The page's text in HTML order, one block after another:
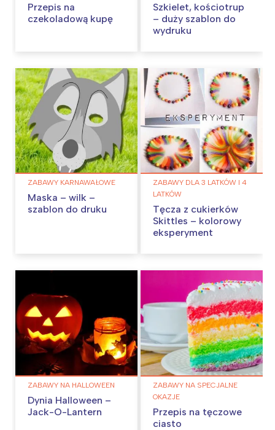
Przepis na
czekoladową kupę
Szkielet, kościotrup
– duży szablon do
wydruku
ZABAWY KARNAWAŁOWE
Maska – wilk –
szablon do druku
ZABAWY DLA 3 LATKÓW I 4
LATKÓW
Tęcza z cukierków
Skittles – kolorowy
eksperyment
ZABAWY NA HALLOWEEN
Dynia Halloween –
Jack-O-Lantern
ZABAWY NA SPECJALNE
OKAZJE
Przepis na tęczowe
ciasto